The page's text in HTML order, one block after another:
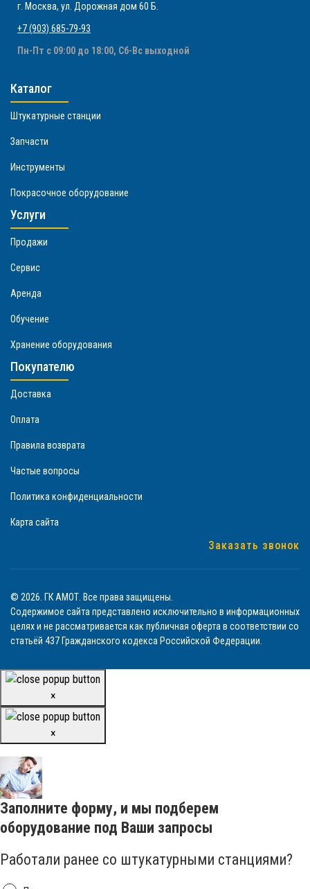
г. Москва, ул. Дорожная дом 60 Б.
+7 (903) 685-79-93
Пн-Пт с 09:00 до 18:00, Сб-Вс выходной
Каталог
Штукатурные станции
Запчасти
Инструменты
Покрасочное оборудование
Услуги
Продажи
Сервис
Аренда
Обучение
Хранение оборудования
Покупателю
Доставка
Оплата
Правила возврата
Частые вопросы
Политика конфиденциальности
Карта сайта
Заказать звонок
© 2026. ГК АМОТ. Все права защищены.
Содержимое сайта представлено исключительно в информационных
целях и не рассматривается как публичная оферта в соответствии со
статьёй 437 Гражданского кодекса Российской Федерации.
×
×
Заполните форму, и мы подберем
оборудование под Ваши запросы
Работали ранее со штукатурными станциями?